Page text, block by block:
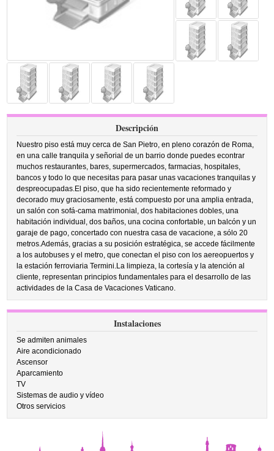
Descripción
Nuestro piso está muy cerca de San Pietro, en pleno corazón de Roma,
en una calle tranquila y señorial de un barrio donde puedes econtrar
muchos restaurantes, bares, supermercados, farmacias, hospitales,
bancos y todo lo que necesitas para pasar unas vacaciones tranquilas y
despreocupadas.El piso, que ha sido recientemente reformado y
decorado muy graciosamente, está compuesto por una amplia entrada,
un salón con sofá-cama matrimonial, dos habitaciones dobles, una
habitación individual, dos baños, una cocina confortable, un balcón y un
garaje de pago, concertado con nuestra casa de vacacione, a sólo 20
metros.Además, gracias a su posición estratégica, se accede fácilmente
a los autobuses y el metro, que conectan el piso con los aereopuertos y
la estación ferroviaria Termini.La limpieza, la cortesía y la atención al
cliente, representan principios fundamentales para el desarrollo de las
actividades de la Casa de Vacaciones Vaticano.
Instalaciones
Se admiten animales
Aire acondicionado
Ascensor
Aparcamiento
TV
Sistemas de audio y vídeo
Otros servicios